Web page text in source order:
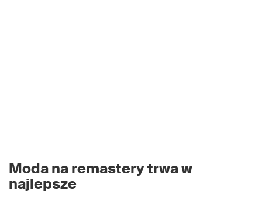
Moda na remastery trwa w
najlepsze